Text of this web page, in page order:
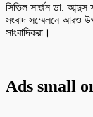
সিভিল সার্জন ডা.
সংবাদ সম্মেলনে আরও
সাংবাদিকরা।
Ads small